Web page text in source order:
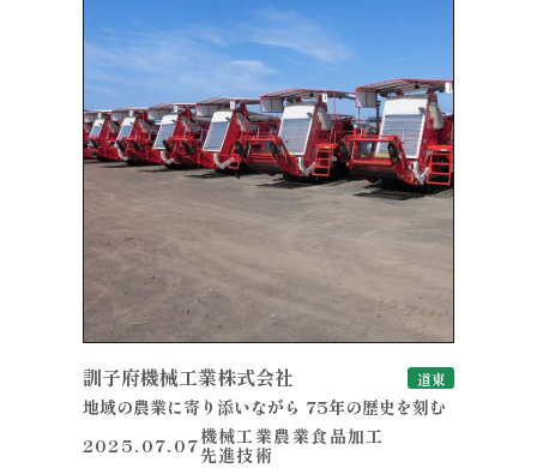
訓子府機械工業株式会社 道東
地域の農業に寄り添いながら 75年の歴史を刻む
2025.07.07機械工業農業食品加工
先進技術